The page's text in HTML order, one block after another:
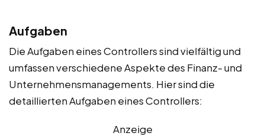
Aufgaben
Die Aufgaben eines Controllers sind vielfältig und
umfassen verschiedene Aspekte des Finanz- und
Unternehmensmanagements. Hier sind die
detaillierten Aufgaben eines Controllers:
Anzeige